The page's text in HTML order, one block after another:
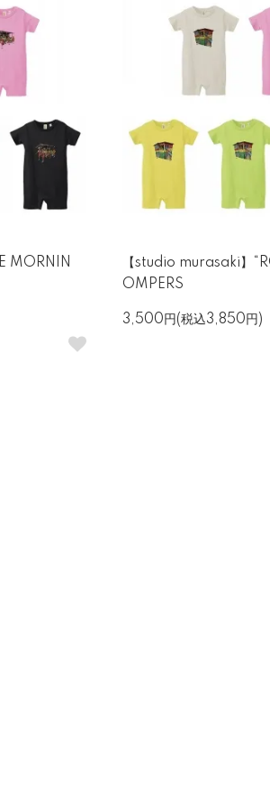
MORNIN
【studio murasaki】
OMPERS
3,500円(税込3,850円)